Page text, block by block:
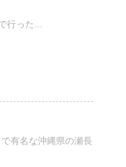
行った...
有名な沖縄県の瀬長